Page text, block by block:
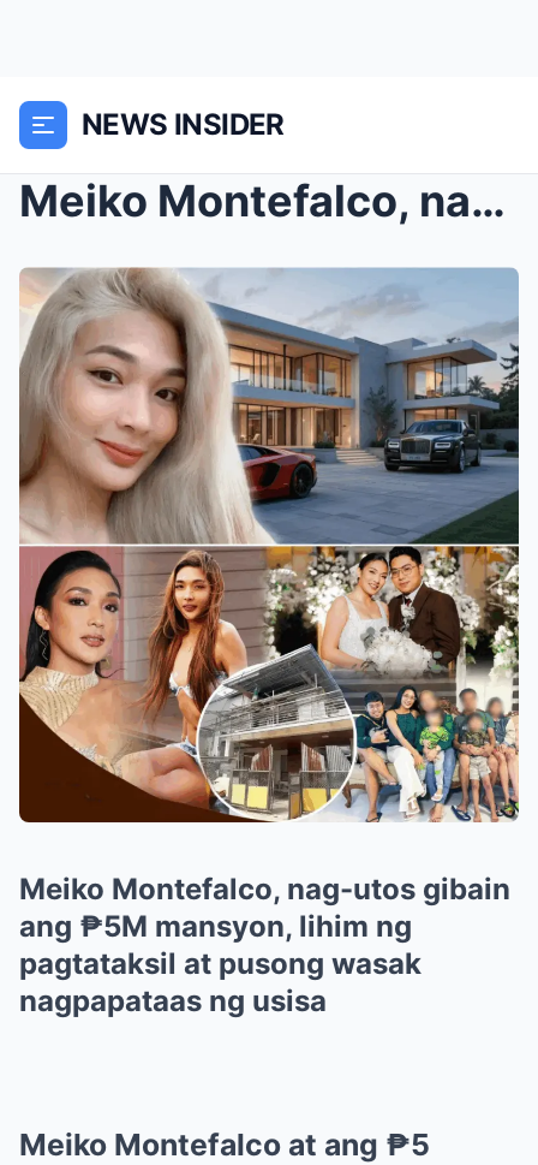
NEWS INSIDER
Meiko Montefalco, nag-utos gibain ang ₱5M mansyon,...
Meiko Montefalco, nag-utos gibain
ang ₱5M mansyon, lihim ng
pagtataksil at pusong wasak
nagpapataas ng usisa
Meiko Montefalco at ang ₱5